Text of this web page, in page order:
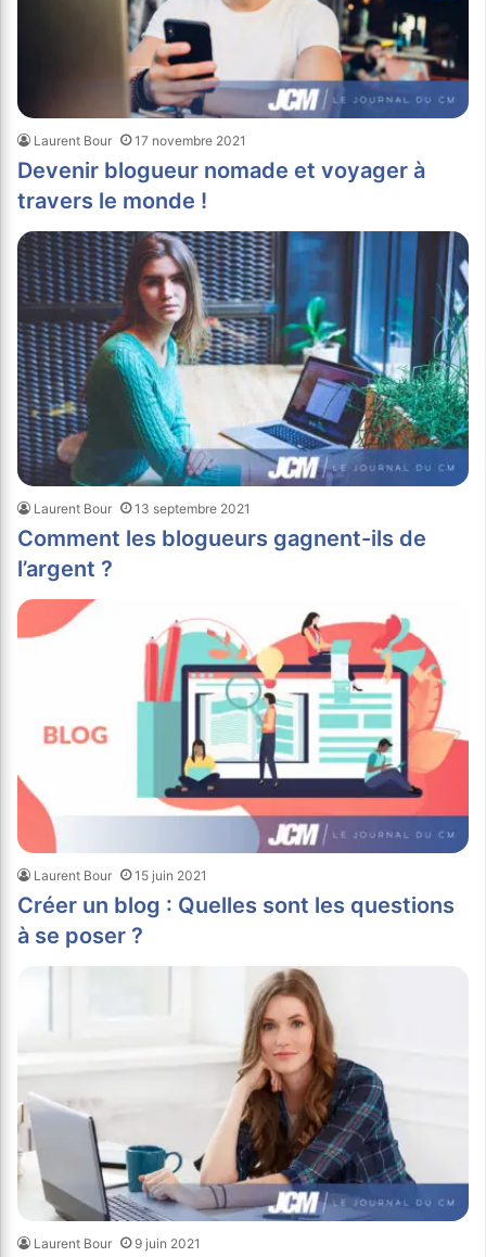
Laurent Bour 17 novembre 2021
Devenir blogueur nomade et voyager à
travers le monde !
Laurent Bour 13 septembre 2021
Comment les blogueurs gagnent-ils de
l’argent ?
Laurent Bour 15 juin 2021
Créer un blog : Quelles sont les questions
à se poser ?
Laurent Bour 9 juin 2021